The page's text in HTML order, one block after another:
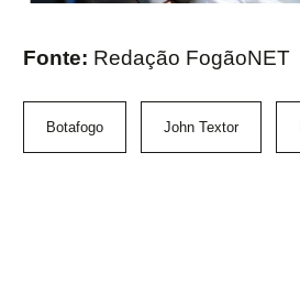
Fonte: Redação FogãoNET
Botafogo John Textor